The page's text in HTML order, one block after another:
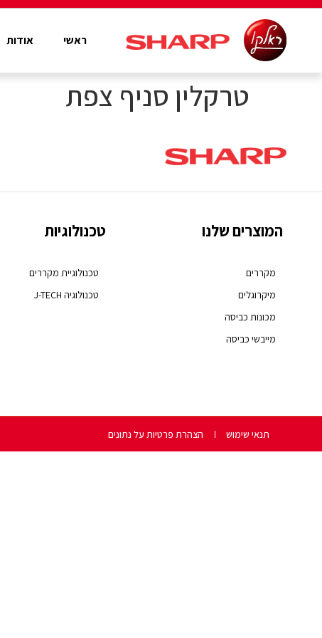
ראשי אודות
טרקלין סניף צפת
המוצרים שלנו
מקררים
מיקרוגלים
מכונות כביסה
מייבשי כביסה
טכנולוגיות
טכנולוגיית מקררים
טכנולוגיה J-TECH
תנאי שימוש הצהרת פרטיות על נתונים